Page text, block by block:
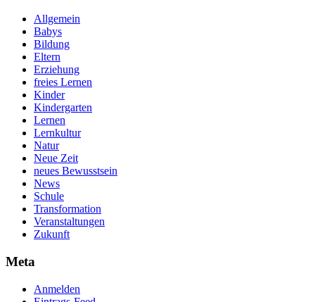
Allgemein
Babys
Bildung
Eltern
Erziehung
freies Lernen
Kinder
Kindergarten
Lernen
Lernkultur
Natur
Neue Zeit
neues Bewusstsein
News
Schule
Transformation
Veranstaltungen
Zukunft
Meta
Anmelden